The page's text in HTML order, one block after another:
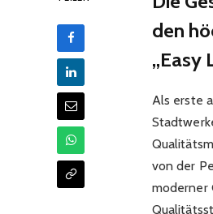
den
„Easy
Als erste
von der
moderner